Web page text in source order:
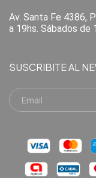
Av. Santa Fe 4386,
a 19hs. Sábados de
SUSCRIBITE AL